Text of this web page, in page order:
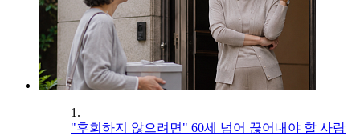
1.
"후회하지 않으려면" 60세 넘어 끊어내야 할 사람